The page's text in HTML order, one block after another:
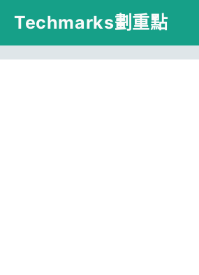
跳
主
Techmarks劃重點